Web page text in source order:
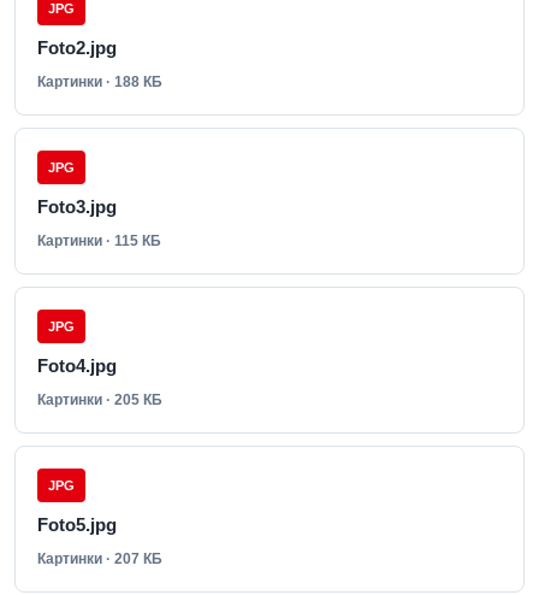
JPG
Foto2.jpg
Картинки · 188 КБ
JPG
Foto3.jpg
Картинки · 115 КБ
JPG
Foto4.jpg
Картинки · 205 КБ
JPG
Foto5.jpg
Картинки · 207 КБ